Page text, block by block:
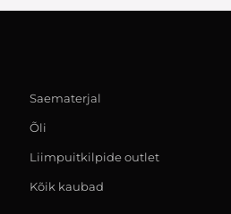
Saematerjal
Õli
Liimpuitkilpide outlet
Kõik kaubad